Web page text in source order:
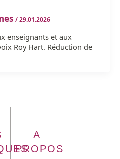
/29.01.2026
enseignants et aux
Roy Hart. Réduction de
A
PROPOS